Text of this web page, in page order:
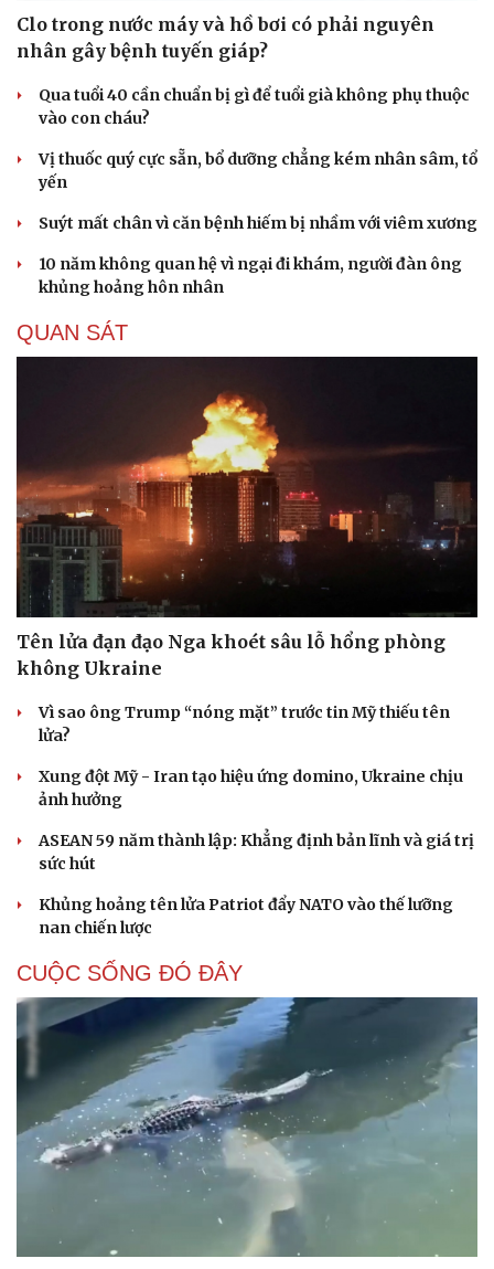
Cải chính
Clo trong nước máy và hồ bơi có phải nguyên
nhân gây bệnh tuyến giáp?
Qua tuổi 40 cần chuẩn bị gì để tuổi già không phụ thuộc
vào con cháu?
Vị thuốc quý cực sẵn, bổ dưỡng chẳng kém nhân sâm, tổ
yến
Suýt mất chân vì căn bệnh hiếm bị nhầm với viêm xương
10 năm không quan hệ vì ngại đi khám, người đàn ông
khủng hoảng hôn nhân
QUAN SÁT
Tên lửa đạn đạo Nga khoét sâu lỗ hổng phòng
không Ukraine
Vì sao ông Trump “nóng mặt” trước tin Mỹ thiếu tên
lửa?
Xung đột Mỹ - Iran tạo hiệu ứng domino, Ukraine chịu
ảnh hưởng
ASEAN 59 năm thành lập: Khẳng định bản lĩnh và giá trị
sức hút
Khủng hoảng tên lửa Patriot đẩy NATO vào thế lưỡng
nan chiến lược
CUỘC SỐNG ĐÓ ĐÂY